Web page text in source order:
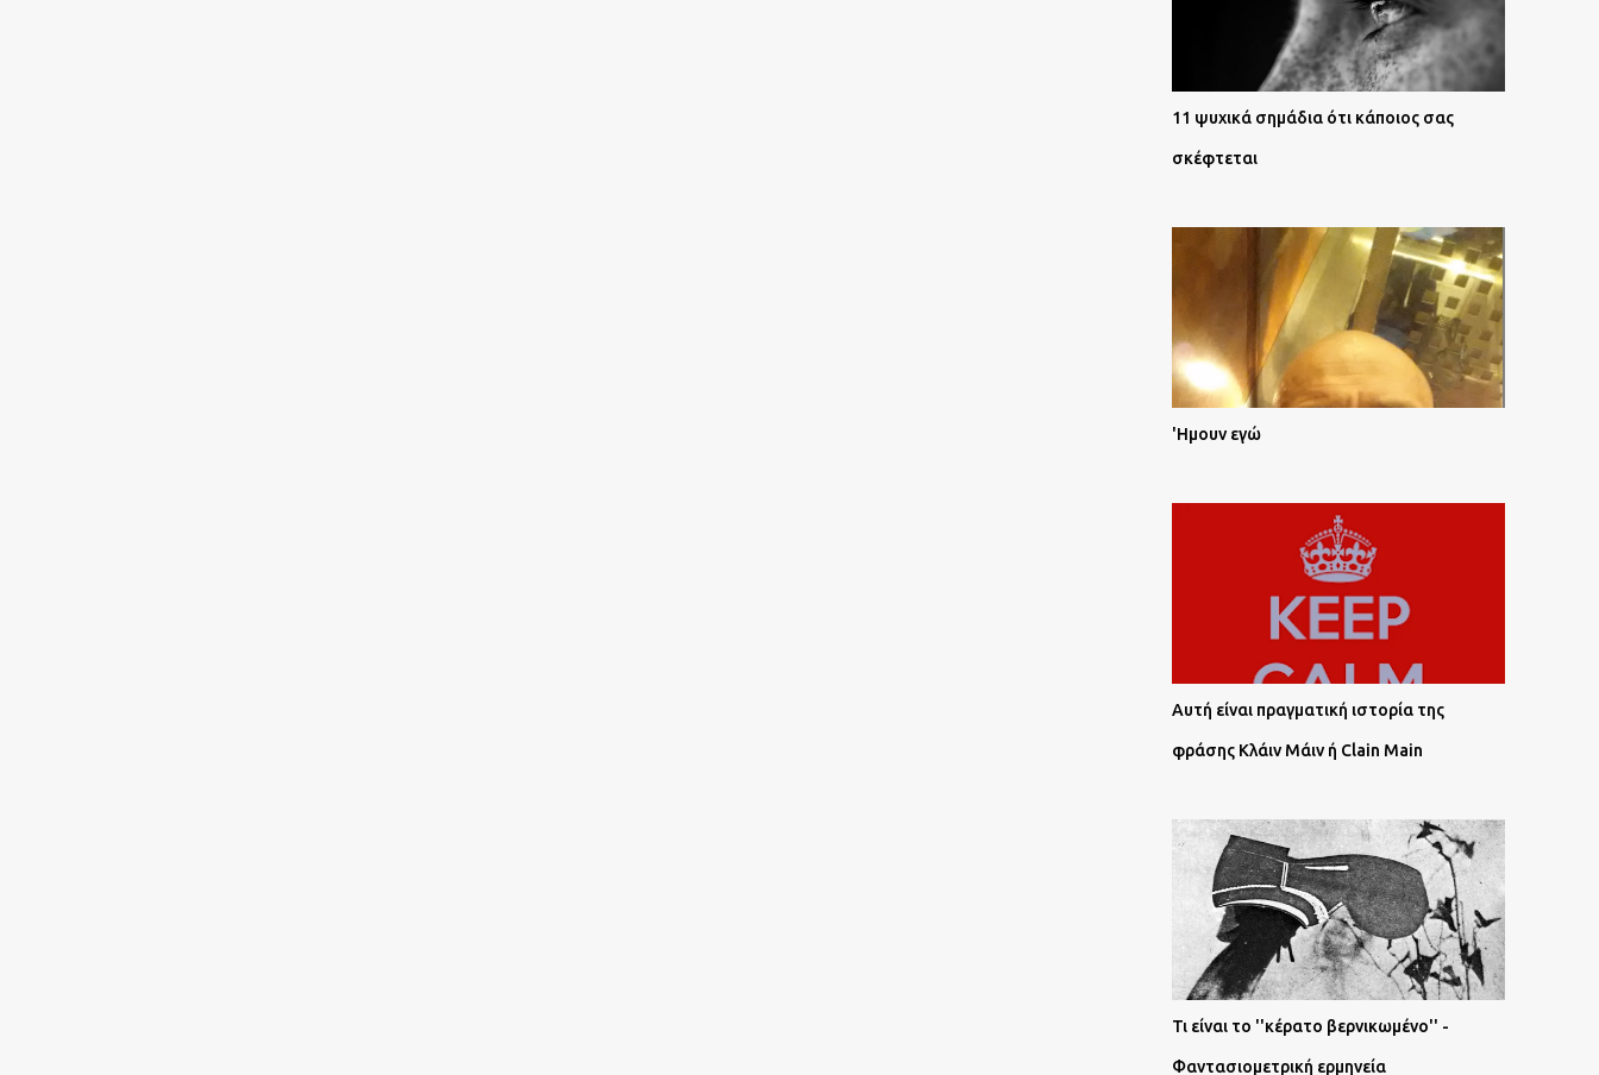
11 ψυχικά σημάδια ότι κάποιος σας
σκέφτεται
'Ημουν εγώ
Αυτή είναι πραγματική ιστορία της
φράσης Κλάιν Μάιν ή Clain Main
Τι είναι το ''κέρατο βερνικωμένο'' -
Φαντασιομετρική ερμηνεία